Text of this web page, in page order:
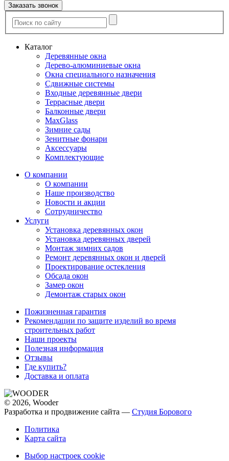
Заказать звонок
Каталог
Деревянные окна
Дерево-алюминиевые окна
Окна специального назначения
Сдвижные системы
Входные деревянные двери
Террасные двери
Балконные двери
MaxGlass
Зимние сады
Зенитные фонари
Аксессуары
Комплектующие
О компании
О компании
Наше производство
Новости и акции
Сотрудничество
Услуги
Установка деревянных окон
Установка деревянных дверей
Монтаж зимних садов
Ремонт деревянных окон и дверей
Проектирование остекления
Обсада окон
Замер окон
Демонтаж старых окон
Пожизненная гарантия
Рекомендации по защите изделий во время
строительных работ
Наши проекты
Полезная информация
Отзывы
Где купить?
Доставка и оплата
© 2026, Wooder
Разработка и продвижение сайта — Студия Борового
Политика
Карта сайта
Выбор настроек cookie